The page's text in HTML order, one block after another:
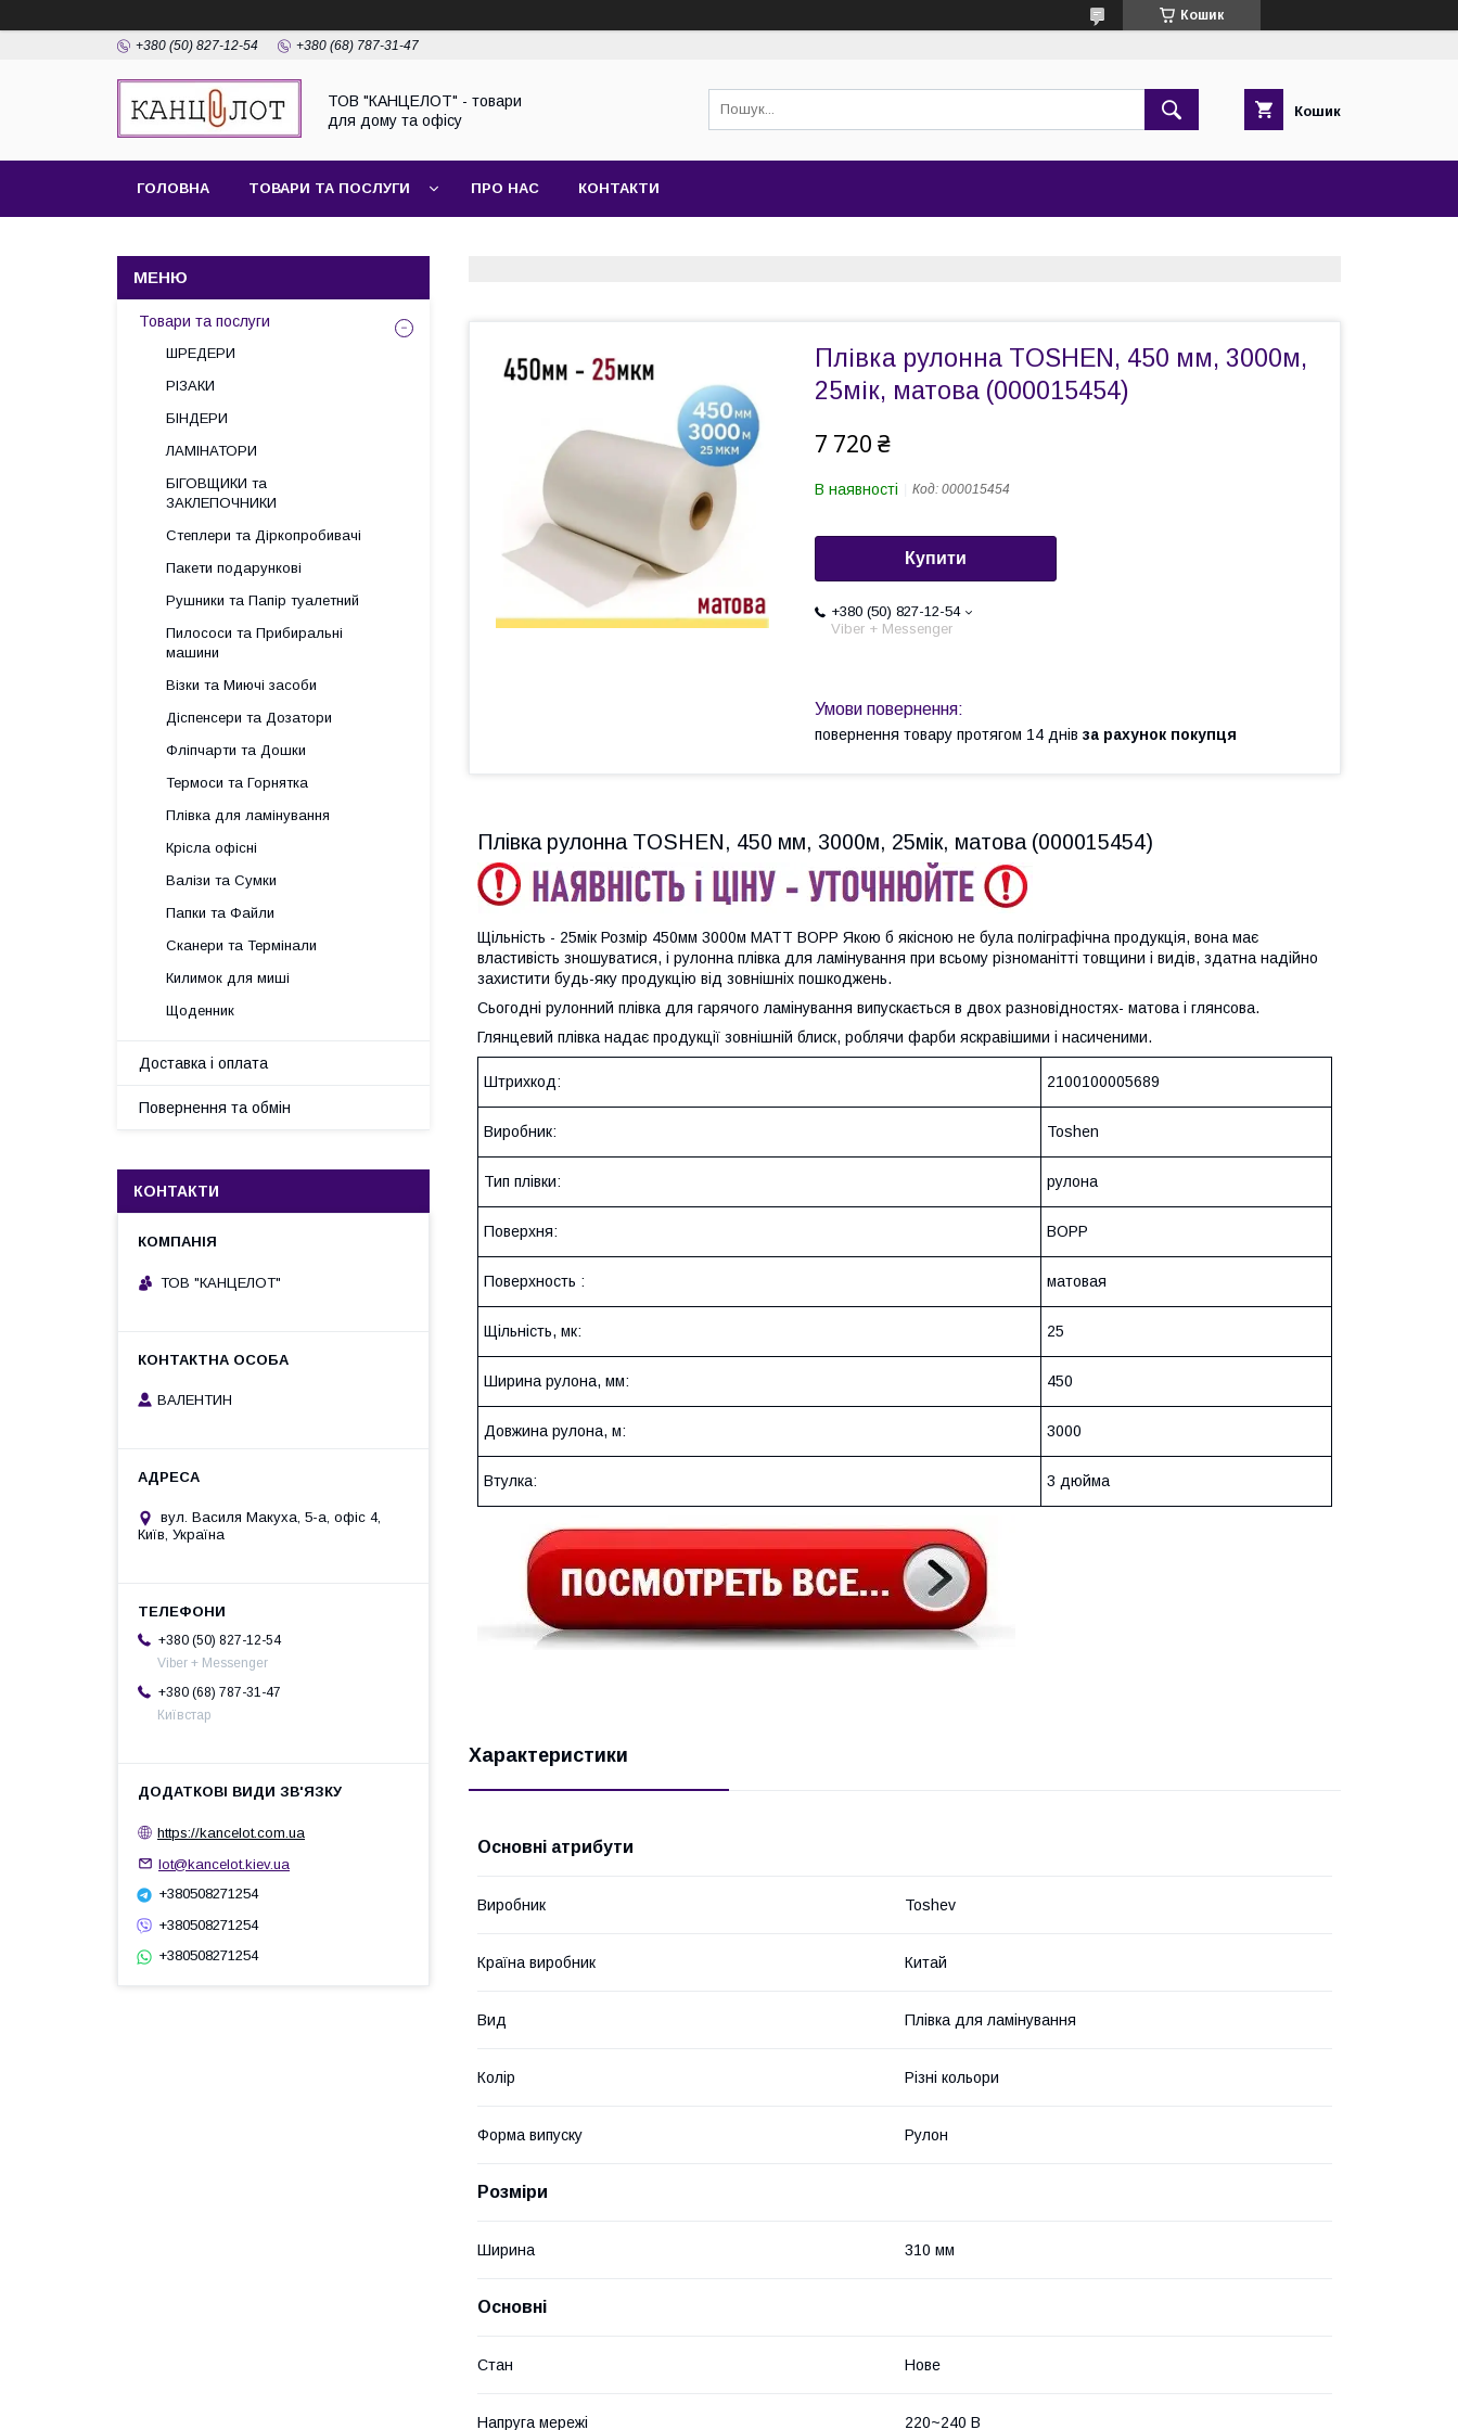
Кошик
+380 (50) 827-12-54 +380 (68) 787-31-47
ТОВ "КАНЦЕЛОТ" - товари
для дому та офісу
Кошик
ГОЛОВНА ТОВАРИ ТА ПОСЛУГИ ПРО НАС КОНТАКТИ
Плівка рулонна TOSHEN, 450 мм, 3000м,
25мік, матова (000015454)
7 720 ₴
В наявності Код: 000015454
Купити
+380 (50) 827-12-54
Viber + Messenger
повернення товару протягом 14 днів за рахунок покупця
Плівка рулонна TOSHEN, 450 мм, 3000м, 25мік, матова (000015454)
Щільність - 25мік Розмір 450мм 3000м МАТТ BOPP Якою б якісною не була поліграфічна продукція, вона має
властивість зношуватися, і рулонна плівка для ламінування при всьому різноманітті товщини і видів, здатна надійно
захистити будь-яку продукцію від зовнішніх пошкоджень.
Сьогодні рулонний плівка для гарячого ламінування випускається в двох разновідностях- матова і глянсова.
Глянцевий плівка надає продукції зовнішній блиск, роблячи фарби яскравішими і насиченими.
Штрихкод: 2100100005689
Виробник: Toshen
Тип плівки: рулона
Поверхня: ВОРР
Поверхность : матовая
Щільність, мк: 25
Ширина рулона, мм: 450
Довжина рулона, м: 3000
Втулка: 3 дюйма
Характеристики
Основні атрибути
Виробник Toshev
Країна виробник Китай
Вид Плівка для ламінування
Колір Різні кольори
Форма випуску Рулон
Розміри
Ширина 310 мм
Основні
Стан Нове
Напруга мережі 220~240 В
Товари та послуги
ШРЕДЕРИ
РІЗАКИ
БІНДЕРИ
ЛАМІНАТОРИ
БІГОВЩИКИ та
ЗАКЛЕПОЧНИКИ
Степлери та Діркопробивачі
Пакети подарункові
Рушники та Папір туалетний
Пилососи та Прибиральні
машини
Візки та Миючі засоби
Діспенсери та Дозатори
Фліпчарти та Дошки
Термоси та Горнятка
Плівка для ламінування
Крісла офісні
Валізи та Сумки
Папки та Файли
Сканери та Термінали
Килимок для миші
Щоденник
Доставка і оплата
Повернення та обмін
КОНТАКТИ
ТОВ "КАНЦЕЛОТ"
ВАЛЕНТИН
вул. Василя Макуха, 5-а, офіс 4,
Київ, Україна
+380 (50) 827-12-54
Viber + Messenger
+380 (68) 787-31-47
Київстар
https://kancelot.com.ua
lot@kancelot.kiev.ua
+380508271254
+380508271254
+380508271254